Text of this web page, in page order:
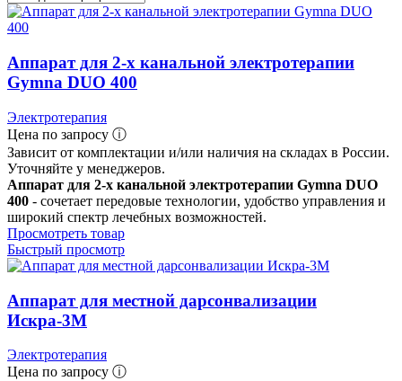
Аппарат для 2-х канальной электротерапии
Gymna DUO 400
Электротерапия
Цена по запросу ⓘ
Зависит от комплектации и/или наличия на складах в России.
Уточняйте у менеджеров.
Аппарат для 2-х канальной электротерапии Gymna DUO
400 - сочетает передовые технологии, удобство управления и
широкий спектр лечебных возможностей.
Просмотреть товар
Быстрый просмотр
Аппарат для местной дарсонвализации
Искра-3М
Электротерапия
Цена по запросу ⓘ